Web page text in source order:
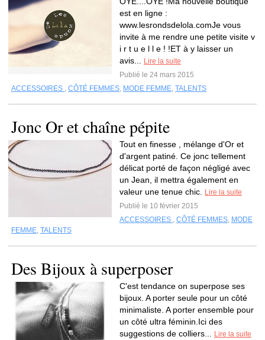
est en ligne :
www.lesrondsdelola.comJe vous
invite à me rendre une petite visite v
i r t u e l l e ! !ET à y laisser un
avis...
Lire la suite
Publié le 24 mars 2015
ACCESSOIRES , CÔTÉ FEMMES, MODE FEMME, TALENTS
Jonc Or et chaîne pépite
Tout en finesse , mélange d'Or et
d'argent patiné. Ce jonc tellement
délicat porté de façon négligé avec
un Jean, il mettra également en
valeur une tenue chic.
Lire la suite
Publié le 10 février 2015
ACCESSOIRES , CÔTÉ FEMMES, MODE
FEMME, TALENTS
Des Bijoux à superposer
C'est tendance on superpose ses
bijoux. A porter seule pour un côté
minimaliste. A porter ensemble pour
un côté ultra féminin.Ici des
suggestions de colliers...
Lire la suite